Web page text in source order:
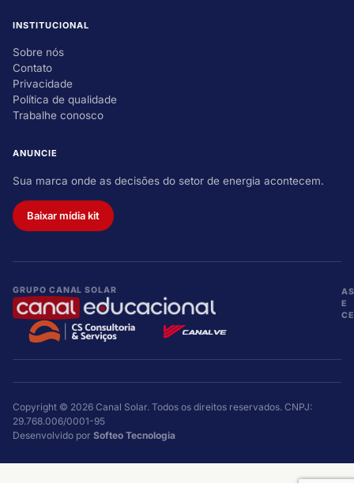
INSTITUCIONAL
Sobre nós
Contato
Privacidade
Política de qualidade
Trabalhe conosco
ANUNCIE
Sua marca onde as decisões do setor de energia acontecem.
Baixar mídia kit
GRUPO CANAL SOLAR
E
Copyright © 2026 Canal Solar. Todos os direitos reservados. CNPJ:
29.768.006/0001-95
Desenvolvido por Softeo Tecnologia